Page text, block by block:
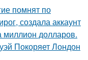
помнят по
создала аккаунт
миллион долларов.
Покоряет Лондон